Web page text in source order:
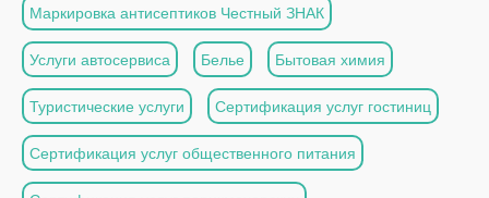
Маркировка антисептиков Честный ЗНАК
Услуги автосервиса Белье Бытовая химия
Туристические услуги Сертификация услуг гостиниц
Сертификация услуг общественного питания